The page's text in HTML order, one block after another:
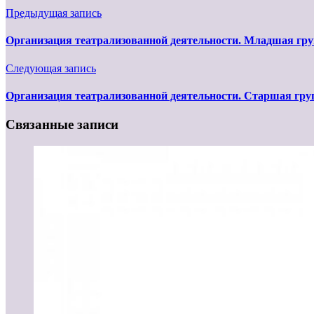
Предыдущая запись
Организация театрализованной деятельности. Младшая
Следующая запись
Организация театрализованной деятельности. Старшая
Связанные записи